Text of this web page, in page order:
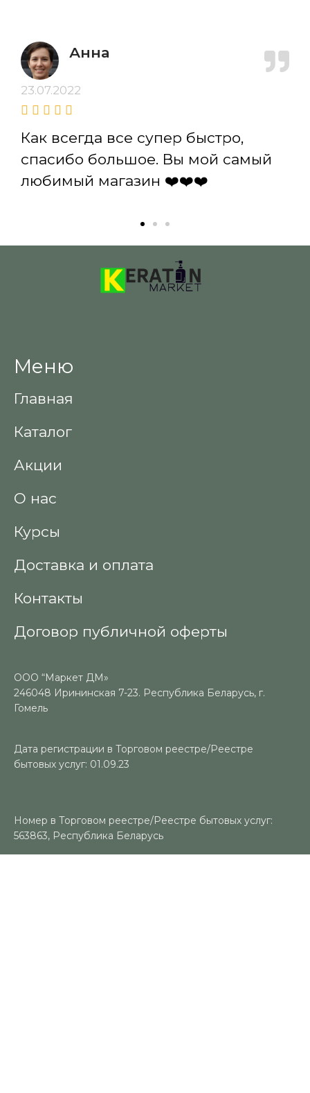
Анна
23.07.2022
Как всегда все супер быстро,
спасибо большое. Вы мой самый
любимый магазин ❤️❤️❤️
Меню
Главная
Каталог
Акции
О нас
Курсы
Доставка и оплата
Контакты
Договор публичной оферты
ООО “Маркет ДМ»
246048 Ирининская 7-23. Республика Беларусь, г.
Гомель
Дата регистрации в Торговом реестре/Реестре
бытовых услуг: 01.09.23
Номер в Торговом реестре/Реестре бытовых услуг:
563863, Республика Беларусь